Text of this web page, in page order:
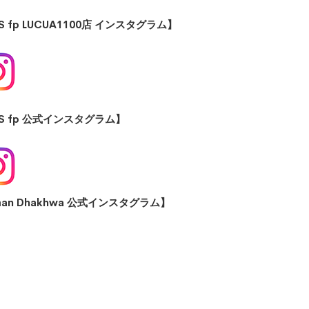
fp LUCUA1100店 インスタグラム】
fp 公式インスタグラム】
Dhakhwa 公式インスタグラム】